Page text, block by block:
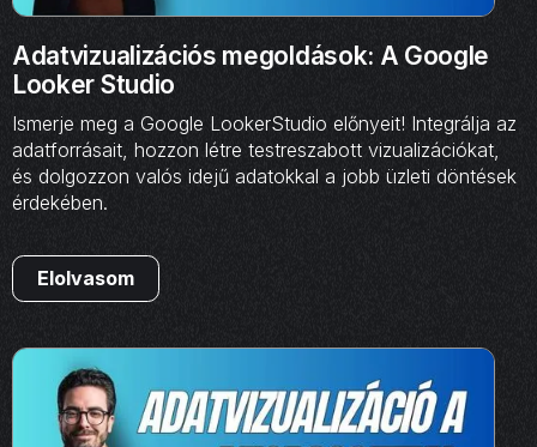
Adatvizualizációs megoldások: A Google
Looker Studio
Ismerje meg a Google LookerStudio előnyeit! Integrálja az
adatforrásait, hozzon létre testreszabott vizualizációkat,
és dolgozzon valós idejű adatokkal a jobb üzleti döntések
érdekében.
Elolvasom